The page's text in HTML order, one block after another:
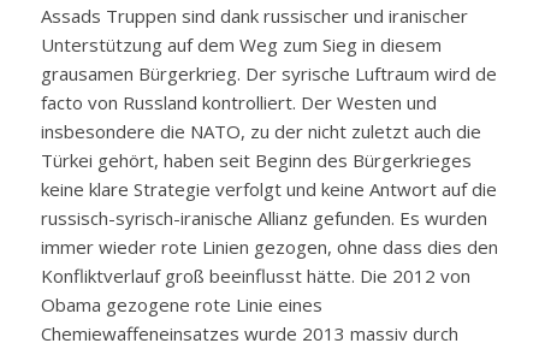
Assads Truppen sind dank russischer und iranischer
Unterstützung auf dem Weg zum Sieg in diesem
grausamen Bürgerkrieg. Der syrische Luftraum wird de
facto von Russland kontrolliert. Der Westen und
insbesondere die NATO, zu der nicht zuletzt auch die
Türkei gehört, haben seit Beginn des Bürgerkrieges
keine klare Strategie verfolgt und keine Antwort auf die
russisch-syrisch-iranische Allianz gefunden. Es wurden
immer wieder rote Linien gezogen, ohne dass dies den
Konfliktverlauf groß beeinflusst hätte. Die 2012 von
Obama gezogene rote Linie eines
Chemiewaffeneinsatzes wurde 2013 massiv durch